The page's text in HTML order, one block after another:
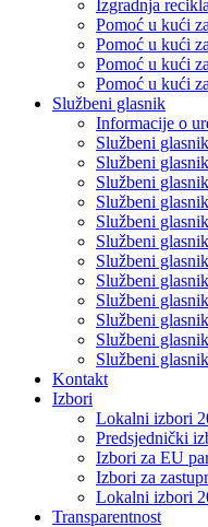
Izgradnja
Pomoć u kući
Pomoć u kući
Pomoć u kući
Pomoć u kući
Službeni glasnik
Informacije o
Službeni
Službeni
Službeni
Službeni
Službeni
Službeni
Službeni
Službeni
Službeni
Službeni
Službeni
Službeni
Kontakt
Izbori
Lokalni izbori
Predsjednički
Izbori za EU
Izbori za
Lokalni izbori
Transparentnost